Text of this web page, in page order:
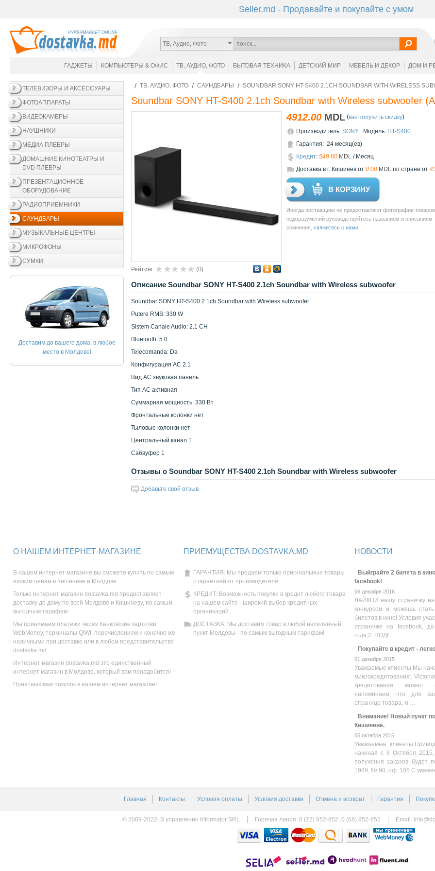
Seller.md - Продавайте и покупайте с умом
ТВ, Аудио, Фото
ГАДЖЕТЫ КОМПЬЮТЕРЫ & ОФИС ТВ, АУДИО, ФОТО БЫТОВАЯ ТЕХНИКА ДЕТСКИЙ МИР МЕБЕЛЬ И ДЕКОР ДОМ И
ТЕЛЕВИЗОРЫ И АКСЕССУАРЫ
ФОТОАППАРАТЫ
ВИДЕОКАМЕРЫ
НАУШНИКИ
МЕДИА ПЛЕЕРЫ
ДОМАШНИЕ КИНОТЕАТРЫ И
DVD ПЛЕЕРЫ
ПРЕЗЕНТАЦИОННОЕ
ОБОРУДОВАНИЕ
РАДИОПРИЕМНИКИ
САУНДБАРЫ
МУЗЫКАЛЬНЫЕ ЦЕНТРЫ
МИКРОФОНЫ
СУМКИ
Доставим до вашего дома, в любое
место в Молдове!
ТВ, АУДИО, ФОТО САУНДБАРЫ SOUNDBAR SONY HT-S400 2.1CH SOUNDBAR WITH WIRELESS
Soundbar SONY HT-S400 2.1ch Soundbar with Wireless subwoofer
Рейтинг: (0)
4912.00 MDL (как получить скидку)
Производитель: SONY Модель: HT-S400
Гарантия: 24 месяц(ев)
Кредит: 549.00 MDL / Месяц
Доставкa в г. Кишинёв от 0.00 MDL по стране от
В КОРЗИНУ
Иногда поставщики не предоставляют фотографии
недоразумений руководствуйтесь названием и описанием
сомнения, свяжитесь с нами
Описание Soundbar SONY HT-S400 2.1ch Soundbar with Wireless subwoofer
Soundbar SONY HT-S400 2.1ch Soundbar with Wireless subwoofer
Putere RMS: 330 W
Sistem Canale Audio: 2.1 CH
Bluetooth: 5.0
Telecomanda: Da
Конфигурация АС 2.1
Вид АС звуковая панель
Тип АС активная
Суммарная мощность: 330 Вт
Фронтальные колонки нет
Тыловые колонки нет
Центральный канал 1
Сабвуфер 1
Отзывы о Soundbar SONY HT-S400 2.1ch Soundbar with Wireless subwoofer
Добавьте свой отзыв
О НАШЕМ ИНТЕРНЕТ-МАГАЗИНЕ
В нашем интернет магазине вы сможете купить по самым
низким ценам в Кишиневе и Молдове.
Только интернет магазин dostavka.md предоставляет
доставку до дому по всей Молдове и Кишиневу, по самым
выгодным тарифам.
Мы принимаем платежи через банковские карточки,
WebMoney, терминалы QIWI, перечислением и конечно же
наличными при доставке или в любом представительстве
dostavka.md.
Интернет магазин dostavka.md это единственный
интернет магазин в Молдове, который вам понадобится!
Приятных вам покупок в нашем интернет магазине!
ПРИЕМУЩЕСТВА DOSTAVKA.MD
ГАРАНТИЯ: Мы продаем только оригинальные товары
с гарантией от производителя.
КРЕДИТ: Возможность покупки в кредит любого товара
на нашем сайте - широкий выбор кредитных
организаций.
ДОСТАВКА: Мы доставим товар в любой населенный
пункт Молдовы - по самым выгодным тарифам!
НОВОСТИ
Выйграйте 2 билета в
facebook!
06 декабря 2016
ЛАЙКНИ нашу страничку
конкурсом и можешь
билетов в кино! Условия
страничке на facebook,
года;2. ПОДЕ …
Покупайте в кредит -
01 декабря 2015
Уважаемые клиенты,Мы
микрокредитования:
кредитования можно
напоминаем, что для
странице товара, м …
Внимание! Новый пункт
Кишиневе.
05 октября 2015
Уважаемые
начиная с 6 Октября
получения заказов будет
1989, № 98, оф. 105.С
Главная Контакты Условия оплаты Условия доставки Отмена и возврат Гарантия
© 2009-2022, В управлении Informator SRL Горячая линия: 0 (22) 852-852, 0 (68) 852-852 Email: